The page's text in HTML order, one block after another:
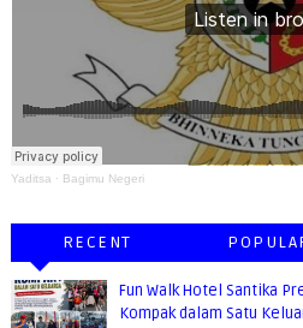
Yaditsa · Bagimu Negeri
RECENT
Fun Walk Hotel Santika
Kompak dalam Satu